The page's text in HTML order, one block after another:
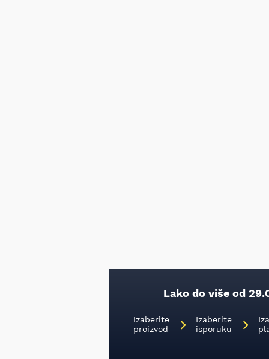
Lako do više od
Izaberite
proizvod
Izaberite
isporuku